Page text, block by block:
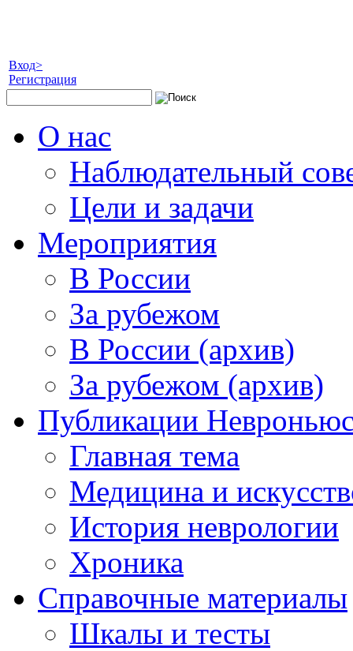
Вход>
Регистрация
О нас
Наблюдательный
Цели и задачи
Мероприятия
В России
За рубежом
В России (архив)
За рубежом (архив)
Публикации
Главная тема
Медицина и
История неврологии
Хроника
Справочные материалы
Шкалы и тесты